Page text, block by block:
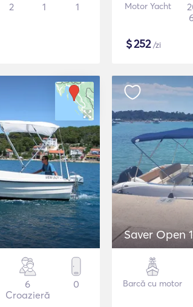
2 1 1 Motor Yacht
$252/zi
6
Croazieră
0
Saver Open
Barcă cu motor